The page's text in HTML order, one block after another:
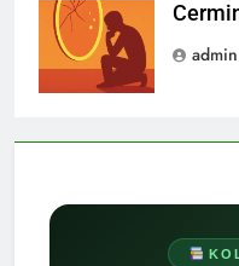
admin